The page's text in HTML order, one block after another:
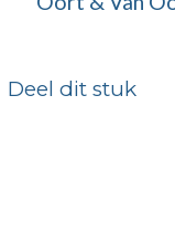
Deel dit stuk